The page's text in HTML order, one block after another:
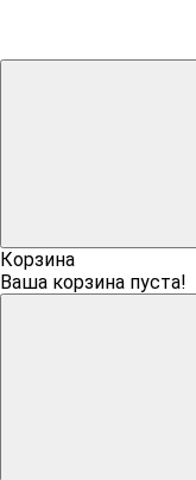
Корзина
Ваша корзина пуста!